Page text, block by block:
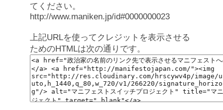
てください。
http://www.maniken.jp/id#0000000023
上記URLを使ってクレジットを表示させる
ためのHTMLは次の通りです。